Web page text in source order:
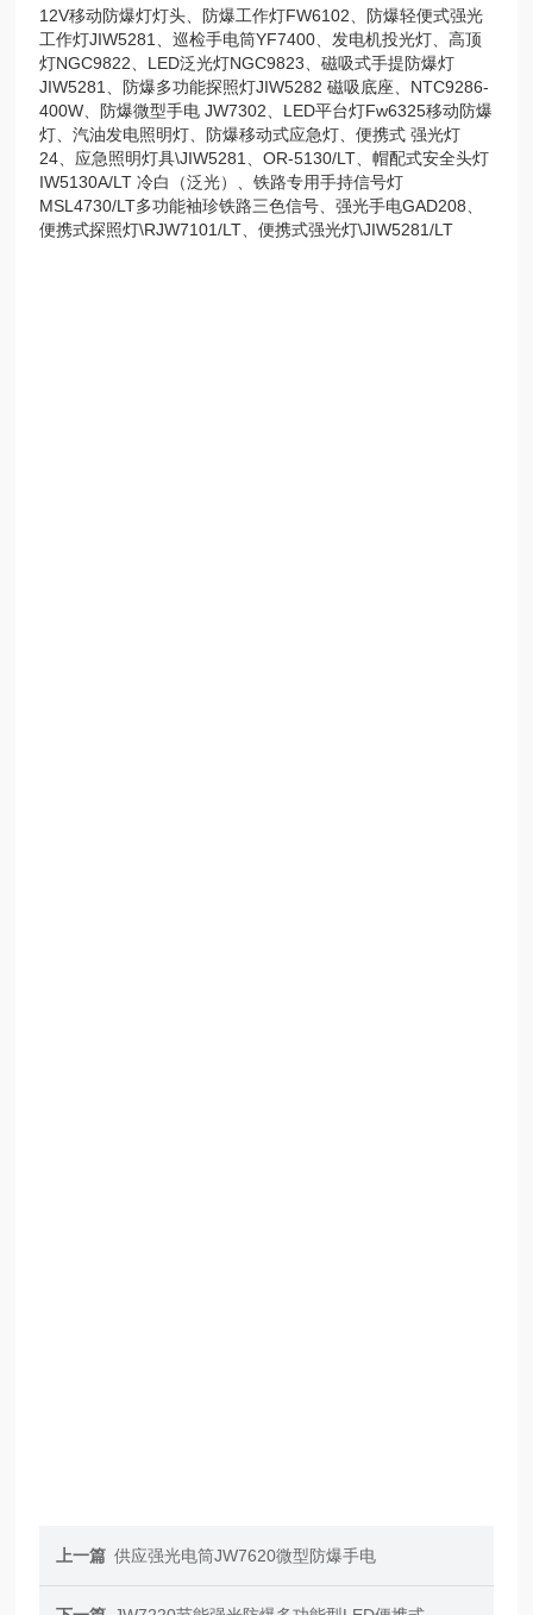
12V移动防爆灯灯头、防爆工作灯FW6102、防爆轻便式强光
工作灯JIW5281、巡检手电筒YF7400、发电机投光灯、高顶
灯NGC9822、LED泛光灯NGC9823、磁吸式手提防爆灯
JIW5281、防爆多功能探照灯JIW5282 磁吸底座、NTC9286-
400W、防爆微型手电 JW7302、LED平台灯Fw6325移动防爆
灯、汽油发电照明灯、防爆移动式应急灯、便携式 强光灯
24、应急照明灯具\JIW5281、OR-5130/LT、帽配式安全头灯
IW5130A/LT 冷白（泛光）、铁路专用手持信号灯
MSL4730/LT多功能袖珍铁路三色信号、强光手电GAD208、
便携式探照灯\RJW7101/LT、便携式强光灯\JIW5281/LT
上一篇 供应强光电筒JW7620微型防爆手电